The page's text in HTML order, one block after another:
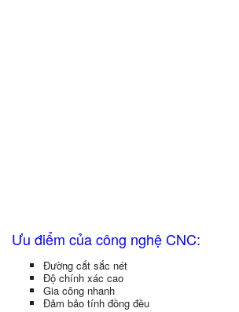
Ưu điểm của công nghệ CNC:
Đường cắt sắc nét
Độ chính xác cao
Gia công nhanh
Đảm bảo tính đồng đều